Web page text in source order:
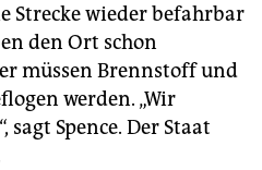
Strecke wieder befahrbar
den Ort schon
müssen Brennstoff und
werden. „Wir
Spence. Der Staat